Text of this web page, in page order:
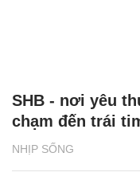
NHỊP SỐNG
SHB - nơi yêu
chạm đến trái